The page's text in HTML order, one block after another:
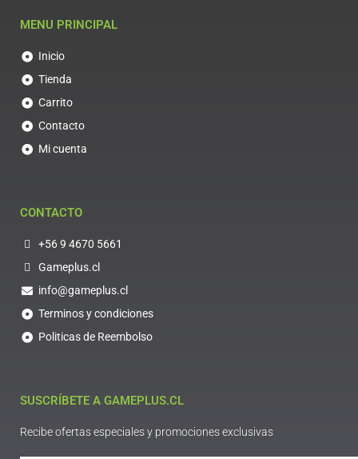
MENU PRINCIPAL
Inicio
Tienda
Carrito
Contacto
Mi cuenta
CONTACTO
+56 9 4670 5661
Gameplus.cl
info@gameplus.cl
Terminos y condiciones
Politicas de Reembolso
SUSCRÍBETE A GAMEPLUS.CL
Recibe ofertas especiales y promociones exclusivas